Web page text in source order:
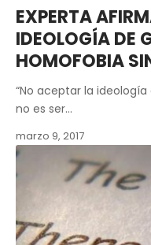
EXPERTA
IDEOLOGÍA DE
HOMOFOBIA
“No aceptar la
no es ser…
marzo 9, 2017